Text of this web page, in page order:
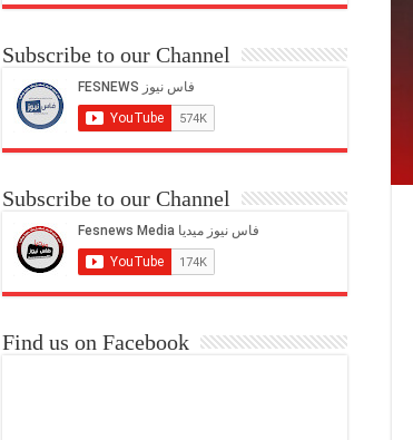
Subscribe to our Channel
Subscribe to our Channel
Find us on Facebook